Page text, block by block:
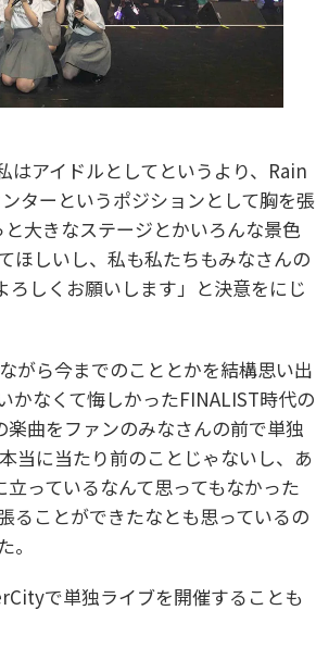
アイドルとしてというより、Rain
ターというポジションとして胸を張
大きなステージとかいろんな景色
ほしいし、私も私たちもみなさんの
しくお願いします」と決意をにじ
がら今までのこととかを結構思い出
かなくて悔しかったFINALIST時代の
曲をファンのみなさんの前で単独
当に当たり前のことじゃないし、あ
っているなんて思ってもなかった
ることができたなとも思っているの
で単独ライブを開催することも